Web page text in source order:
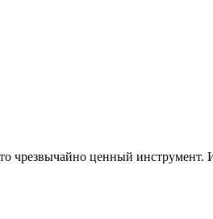
чрезвычайно ценный инструмент.